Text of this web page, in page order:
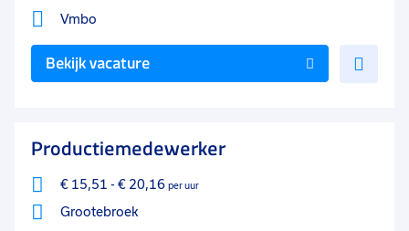
Vmbo
Bekijk vacature
Productiemedewerker
€ 15,51 - € 20,16 per uur
Grootebroek